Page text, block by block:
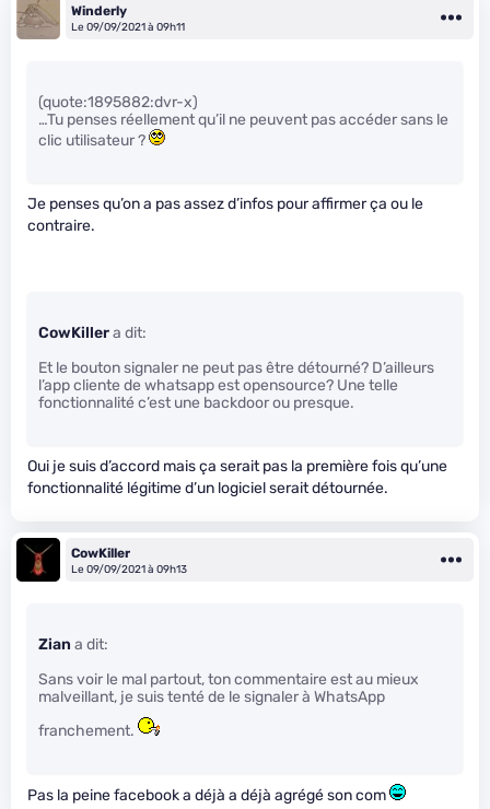
Winderly
Le 09/09/2021 à 09h11
(quote:1895882:dvr-x)
…Tu penses réellement qu’il ne peuvent pas accéder sans le
clic utilisateur ?
Je penses qu’on a pas assez d’infos pour affirmer ça ou le
contraire.
CowKillera dit:
Et le bouton signaler ne peut pas être détourné? D’ailleurs
l’app cliente de whatsapp est opensource? Une telle
fonctionnalité c’est une backdoor ou presque.
Oui je suis d’accord mais ça serait pas la première fois qu’une
fonctionnalité légitime d’un logiciel serait détournée.
CowKiller
Le 09/09/2021 à 09h13
Zian a dit:
Sans voir le mal partout, ton commentaire est au mieux
malveillant, je suis tenté de le signaler à WhatsApp
franchement.
Pas la peine facebook a déjà a déjà agrégé son com